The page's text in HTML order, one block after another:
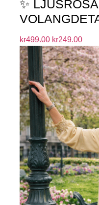
✨
kr499.00 kr249.00